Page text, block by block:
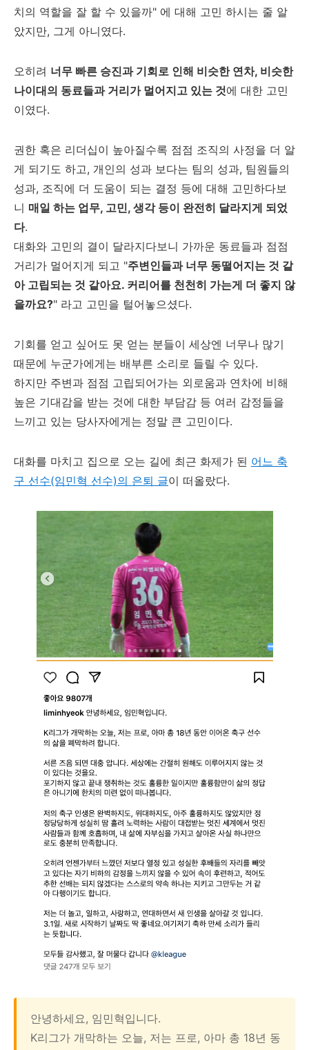
치의 역할을 잘 할 수 있을까" 에 대해 고민 하시는 줄 알
았지만, 그게 아니였다.
오히려 너무 빠른 승진과 기회로 인해 비슷한 연차, 비슷한
나이대의 동료들과 거리가 멀어지고 있는 것에 대한 고민
이였다.
권한 혹은 리더십이 높아질수록 점점 조직의 사정을 더 알
게 되기도 하고, 개인의 성과 보다는 팀의 성과, 팀원들의
성과, 조직에 더 도움이 되는 결정 등에 대해 고민하다보
니 매일 하는 업무, 고민, 생각 등이 완전히 달라지게 되었
다.
대화와 고민의 결이 달라지다보니 가까운 동료들과 점점
거리가 멀어지게 되고 "주변인들과 너무 동떨어지는 것 같
아 고립되는 것 같아요. 커리어를 천천히 가는게 더 좋지 않
을까요?" 라고 고민을 털어놓으셨다.
기회를 얻고 싶어도 못 얻는 분들이 세상엔 너무나 많기
때문에 누군가에게는 배부른 소리로 들릴 수 있다.
하지만 주변과 점점 고립되어가는 외로움과 연차에 비해
높은 기대감을 받는 것에 대한 부담감 등 여러 감정들을
느끼고 있는 당사자에게는 정말 큰 고민이다.
대화를 마치고 집으로 오는 길에 최근 화제가 된 어느 축
구 선수(임민혁 선수)의 은퇴 글이 떠올랐다.
안녕하세요, 임민혁입니다.
K리그가 개막하는 오늘, 저는 프로, 아마 총 18년 동